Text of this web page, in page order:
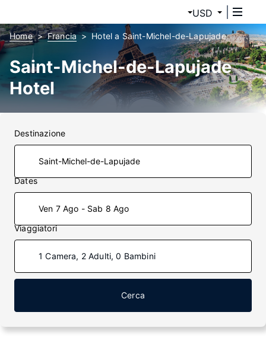
USD
Home Francia Hotel a Saint-Michel-de-Lapujade
Saint-Michel-de-Lapujade
Hotel
Destinazione
Dates
Ven 7 Ago - Sab 8 Ago
Viaggiatori
1 Camera, 2 Adulti, 0 Bambini
Cerca